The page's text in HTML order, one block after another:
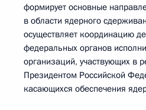
формирует основные
в области ядерного
осуществляет координацию
федеральных органов
организаций, участвующих в
Президентом Российской
касающихся обеспечения